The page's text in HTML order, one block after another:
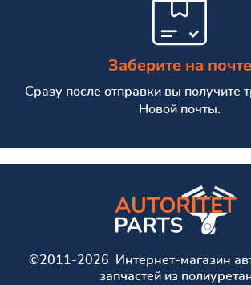
Заберите на почте
Сразу после отправки вы получите
Новой почты.
©2011-2026 Интернет-магазин
запчастей из